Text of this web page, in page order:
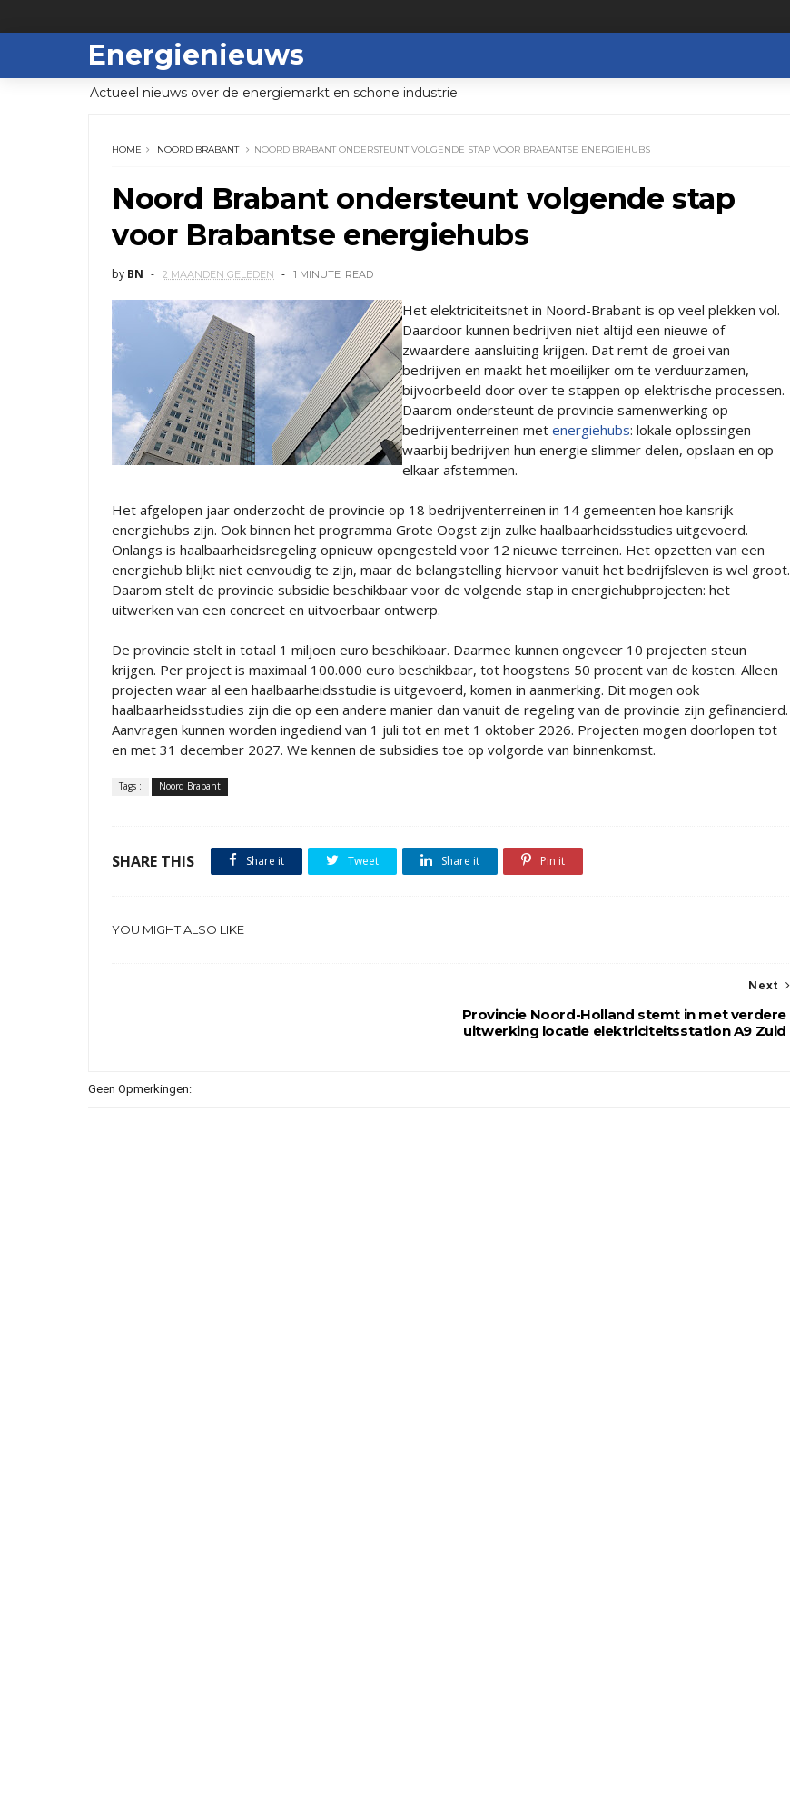
Energienieuws
Actueel nieuws over de energiemarkt en schone industrie
HOME NOORD BRABANT NOORD BRABANT ONDERSTEUNT VOLGENDE STAP VOOR BRABANTSE ENERGIEHUBS
Noord Brabant ondersteunt volgende stap
voor Brabantse energiehubs
by BN 2 MAANDEN GELEDEN 1 MINUTE READ
Het elektriciteitsnet in Noord-Brabant is op veel plekken vol.
Daardoor kunnen bedrijven niet altijd een nieuwe of
zwaardere aansluiting krijgen. Dat remt de groei van
bedrijven en maakt het moeilijker om te verduurzamen,
bijvoorbeeld door over te stappen op elektrische processen.
Daarom ondersteunt de provincie samenwerking op
bedrijventerreinen met energiehubs: lokale oplossingen
waarbij bedrijven hun energie slimmer delen, opslaan en op
elkaar afstemmen.
Het afgelopen jaar onderzocht de provincie op 18 bedrijventerreinen in 14 gemeenten hoe kansrijk
energiehubs zijn. Ook binnen het programma Grote Oogst zijn zulke haalbaarheidsstudies uitgevoerd.
Onlangs is haalbaarheidsregeling opnieuw opengesteld voor 12 nieuwe terreinen. Het opzetten van een
energiehub blijkt niet eenvoudig te zijn, maar de belangstelling hiervoor vanuit het bedrijfsleven is wel groot.
Daarom stelt de provincie subsidie beschikbaar voor de volgende stap in energiehubprojecten: het
uitwerken van een concreet en uitvoerbaar ontwerp.
De provincie stelt in totaal 1 miljoen euro beschikbaar. Daarmee kunnen ongeveer 10 projecten steun
krijgen. Per project is maximaal 100.000 euro beschikbaar, tot hoogstens 50 procent van de kosten. Alleen
projecten waar al een haalbaarheidsstudie is uitgevoerd, komen in aanmerking. Dit mogen ook
haalbaarheidsstudies zijn die op een andere manier dan vanuit de regeling van de provincie zijn gefinancierd.
Aanvragen kunnen worden ingediend van 1 juli tot en met 1 oktober 2026. Projecten mogen doorlopen tot
en met 31 december 2027. We kennen de subsidies toe op volgorde van binnenkomst.
Tags : Noord Brabant
SHARE THIS Share it Tweet Share it Pin it
YOU MIGHT ALSO LIKE
Next
Provincie Noord-Holland stemt in met verdere
uitwerking locatie elektriciteitsstation A9 Zuid
Geen Opmerkingen: